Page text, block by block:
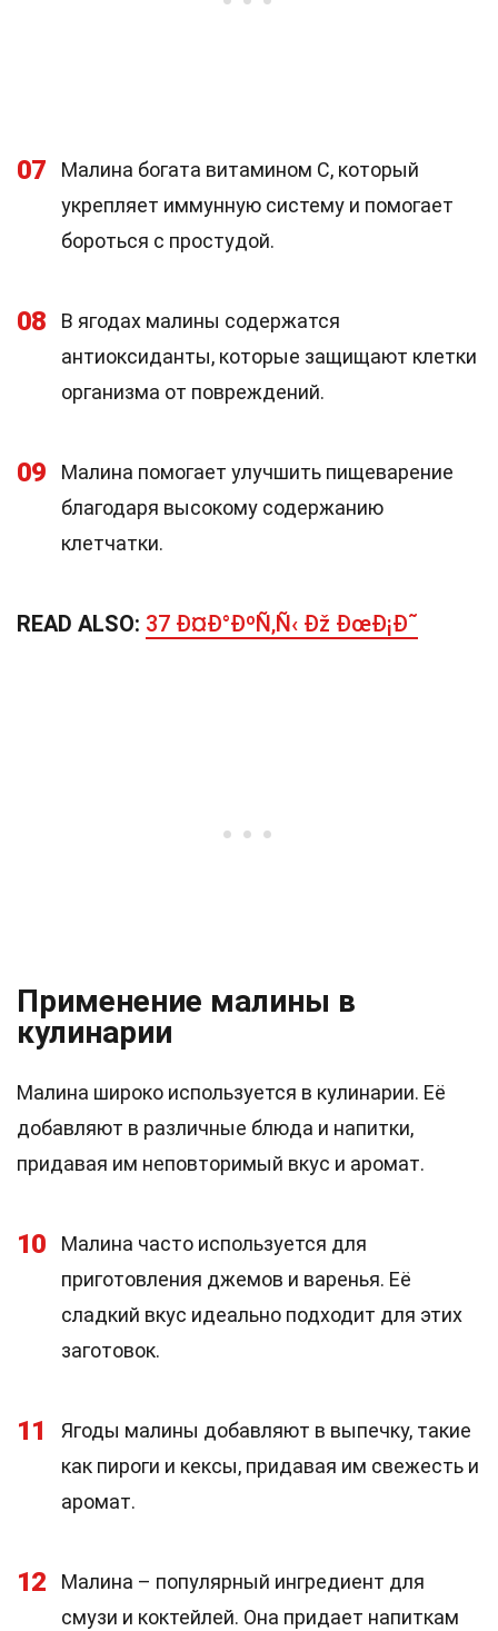
07
Малина богата витамином С, который
укрепляет иммунную систему и помогает
бороться с простудой.
08
В ягодах малины содержатся
антиоксиданты, которые защищают клетки
организма от повреждений.
09
Малина помогает улучшить пищеварение
благодаря высокому содержанию
клетчатки.
READ ALSO: 37 Ð¤Ð°ÐºÑ‚Ñ‹ Ðž ÐœÐ¡Ð˜
Применение малины в
кулинарии
Малина широко используется в кулинарии. Её
добавляют в различные блюда и напитки,
придавая им неповторимый вкус и аромат.
10
Малина часто используется для
приготовления джемов и варенья. Её
сладкий вкус идеально подходит для этих
заготовок.
11
Ягоды малины добавляют в выпечку, такие
как пироги и кексы, придавая им свежесть и
аромат.
12
Малина – популярный ингредиент для
смузи и коктейлей. Она придает напиткам